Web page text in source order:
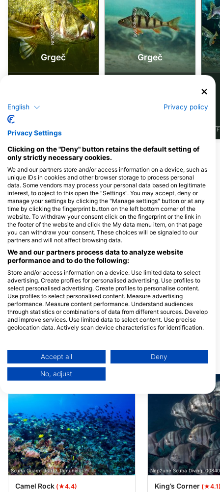
iStock-ANDY_BOWLIN
Grgeč
A M J
iStock-jpa1999
Grgeč
F
Ronilački centri koji nude usluge
cateringa na ovoj lokaciji za ronjenje
Divers Supply Indy, Inc.
7560 Old Trails Rd, 46219
Indianapolis, IN - Sjedinjene DrŽave
Aqua Hut
2543 N. Reynolds, 43615 Toledo,
OH - Sjedinjene DrŽave
Professional Diving Resources
7976 Broadview RD, 44147
Broadview Hts., OH -
Sjedinjene DrŽave
Scuba Zone
1709 Wooster RD W, 44203
Barberton, OH - Sjedinjene
DrŽave
Scuba Zone
1709 Wooster RD W, 44203
Barberton, OH - Sjedinjene
B & B Diving, LLC
DrŽave
Ronilačke lokacije u blizini
Scuba Guam, 96913 Tamuning
Camel Rock (★4.4)
Nep2une Scuba Diving,
King’s Corner
English Privacy policy
Privacy Settings
Clicking on the "Deny" button retains the default setting of
only strictly necessary cookies.
We and our partners store and/or access information on a device, such as
unique IDs in cookies and other browser storage to process personal
data. Some vendors may process your personal data based on legitimate
interest, to object to this open the "Settings". You may accept, deny or
manage your settings by clicking the "Manage settings" button or at any
time by clicking the fingerprint button on the left bottom corner of the
website. To withdraw your consent click on the fingerprint or the link in
the footer of the website and click the My data menu item, on that page
you can withdraw your consent. These choices will be signaled to our
partners and will not affect browsing data.
We and our partners process data to analyze website
performance and to do the following:
Store and/or access information on a device. Use limited data to select
advertising. Create profiles for personalised advertising. Use profiles to
select personalised advertising. Create profiles to personalise content.
Use profiles to select personalised content. Measure advertising
performance. Measure content performance. Understand audiences
through statistics or combinations of data from different sources. Develop
and improve services. Use limited data to select content. Use precise
geolocation data. Actively scan device characteristics for identification.
Data may be shared outside of the European Union and send to the USA.
Your consent and the cookie policy applies solely to this website/app.
View Partner List (1 IAB Vendors)
Store and/or access information on a device
Use limited data to select advertising
Create profiles for personalised advertising
Use profiles to select personalised
advertising
Accept all Deny
No, adjust